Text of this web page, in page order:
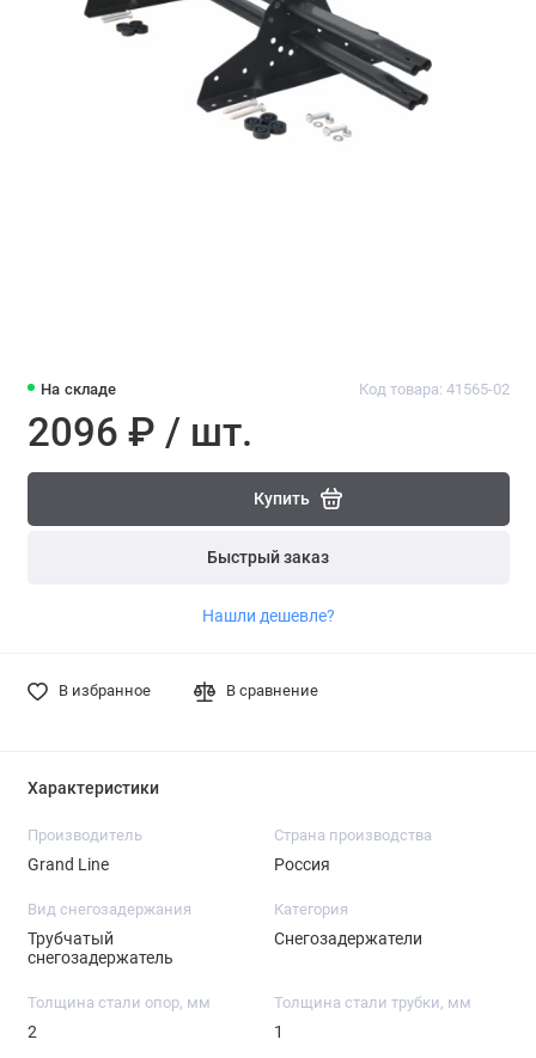
На складе Код товара: 41565-02
2096 ₽ / шт.
Купить
Быстрый заказ
Нашли дешевле?
В избранное В сравнение
Характеристики
Производитель
Grand Line
Страна производства
Россия
Вид снегозадержания
Трубчатый
снегозадержатель
Категория
Снегозадержатели
Толщина стали опор, мм
2
Толщина стали трубки, мм
1